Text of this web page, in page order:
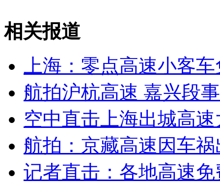
安徽一实载49人客车翻车
走！跟着总书记去植树
消防员救轻生者 花炮节热闹非凡 减压"枕头大战"
相关报道
上海：零点高速小客
航拍沪杭高速 嘉兴段
空中直击上海出城高
航拍：京藏高速因车
记者直击：各地高速